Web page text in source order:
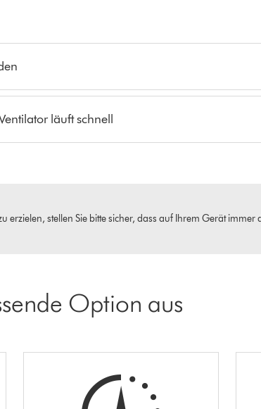
läuft schnell
erzielen, stellen Sie bitte sicher, dass auf Ihrem Gerät immer
Option aus